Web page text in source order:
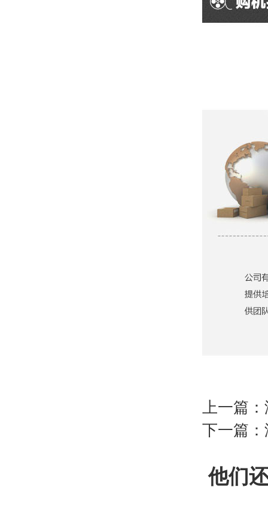
上一篇
下一篇
他们